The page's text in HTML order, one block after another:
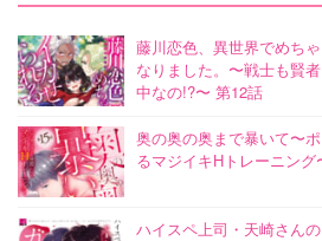
藤川恋色、異世界でめち
なりました。〜戦士も賢
中なの!?〜 第12話
奥の奥の奥まで暴いて〜
るマジイキHトレーニング
ハイスペ上司・天崎さん